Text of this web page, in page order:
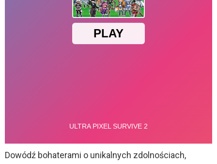
Dowódź bohaterami o unikalnych zdolnościach,